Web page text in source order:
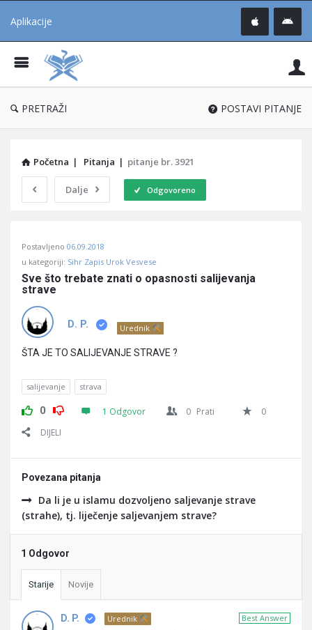
Aplikacije
®
PRETRAŽI POSTAVI PITANJE
Početna | Pitanja | pitanje br. 3921
Dalje Odgovoreno
Učene
Latest
Pitanja
Postavljeno 06.09.2018
u kategoriji: Sihr Zapis Urok Vesvese
Sve što trebate znati o opasnosti salijevanja
strave
D. P. Urednik
ŠTA JE TO SALIJEVANJE STRAVE ?
salijevanje strava
0 1 Odgovor 0 Prati
0
DIJELI
Povezana pitanja
Da li je u islamu dozvoljeno saljevanje strave
(strahe), tj. liječenje saljevanjem strave?
1 Odgovor
Starije Novije
Best Answer
D. P.
Urednik